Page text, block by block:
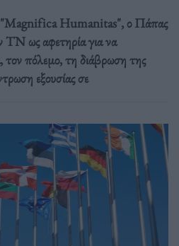
"Magnifica Humanitas", ο Πάπας
ΤΝ ως αφετηρία για να
τον πόλεμο, τη διάβρωση της
εξουσίας σε